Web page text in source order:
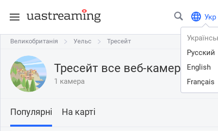
Укр
Русский
English
Français
Великобританія Уельс Тресейт
Великобританія Уельс Тресейт
Тресейт все веб-камери
1 камера
Популярні На карті